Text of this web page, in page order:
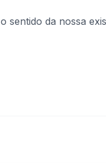
sentido da nossa